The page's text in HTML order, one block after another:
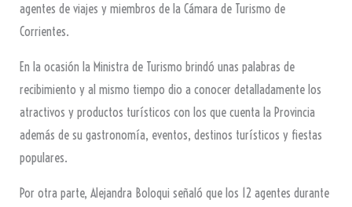
agentes de viajes y miembros de la Cámara de Turismo de
Corrientes.
En la ocasión la Ministra de Turismo brindó unas palabras de
recibimiento y al mismo tiempo dio a conocer detalladamente los
atractivos y productos turísticos con los que cuenta la Provincia
además de su gastronomía, eventos, destinos turísticos y fiestas
populares.
Por otra parte, Alejandra Boloqui señaló que los 12 agentes durante